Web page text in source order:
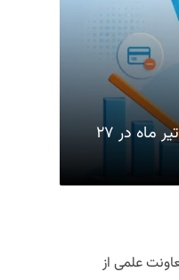
گزارش شاپرک: تعداد تراکنش‌های تیر ماه در ۲۷
علمی از